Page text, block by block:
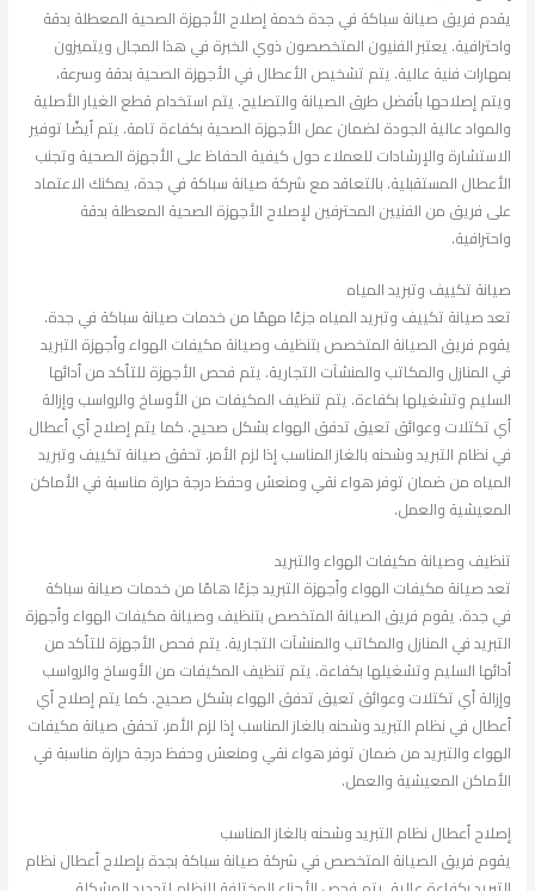
يقدم فريق صيانة سباكة في جدة خدمة إصلاح الأجهزة الصحية المعطلة بدقة
واحترافية. يعتبر الفنيون المتخصصون ذوي الخبرة في هذا المجال ويتميزون
بمهارات فنية عالية. يتم تشخيص الأعطال في الأجهزة الصحية بدقة وسرعة،
ويتم إصلاحها بأفضل طرق الصيانة والتصليح. يتم استخدام قطع الغيار الأصلية
والمواد عالية الجودة لضمان عمل الأجهزة الصحية بكفاءة تامة. يتم أيضًا توفير
الاستشارة والإرشادات للعملاء حول كيفية الحفاظ على الأجهزة الصحية وتجنب
الأعطال المستقبلية. بالتعاقد مع شركة صيانة سباكة في جدة، يمكنك الاعتماد
على فريق من الفنيين المحترفين لإصلاح الأجهزة الصحية المعطلة بدقة
واحترافية.
صيانة تكييف وتبريد المياه
تعد صيانة تكييف وتبريد المياه جزءًا مهمًا من خدمات صيانة سباكة في جدة.
يقوم فريق الصيانة المتخصص بتنظيف وصيانة مكيفات الهواء وأجهزة التبريد
في المنازل والمكاتب والمنشآت التجارية. يتم فحص الأجهزة للتأكد من أدائها
السليم وتشغيلها بكفاءة. يتم تنظيف المكيفات من الأوساخ والرواسب وإزالة
أي تكتلات وعوائق تعيق تدفق الهواء بشكل صحيح. كما يتم إصلاح أي أعطال
في نظام التبريد وشحنه بالغاز المناسب إذا لزم الأمر. تحقق صيانة تكييف وتبريد
المياه من ضمان توفر هواء نقي ومنعش وحفظ درجة حرارة مناسبة في الأماكن
المعيشية والعمل.
تنظيف وصيانة مكيفات الهواء والتبريد
تعد صيانة مكيفات الهواء وأجهزة التبريد جزءًا هامًا من خدمات صيانة سباكة
في جدة. يقوم فريق الصيانة المتخصص بتنظيف وصيانة مكيفات الهواء وأجهزة
التبريد في المنازل والمكاتب والمنشآت التجارية. يتم فحص الأجهزة للتأكد من
أدائها السليم وتشغيلها بكفاءة. يتم تنظيف المكيفات من الأوساخ والرواسب
وإزالة أي تكتلات وعوائق تعيق تدفق الهواء بشكل صحيح. كما يتم إصلاح أي
أعطال في نظام التبريد وشحنه بالغاز المناسب إذا لزم الأمر. تحقق صيانة مكيفات
الهواء والتبريد من ضمان توفر هواء نقي ومنعش وحفظ درجة حرارة مناسبة في
الأماكن المعيشية والعمل.
إصلاح أعطال نظام التبريد وشحنه بالغاز المناسب
يقوم فريق الصيانة المتخصص في شركة صيانة سباكة بجدة بإصلاح أعطال نظام